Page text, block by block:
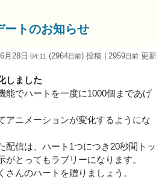
ートのお知らせ
月28日 04:11 (2964日前) 投稿 | 2959日前 更新
しました
能でハートを一度に1000個まであげ
アニメーションが変化するようにな
配信は、ハート1つにつき20秒間トッ
とってもラブリーになります。
んのハートを贈りましょう。